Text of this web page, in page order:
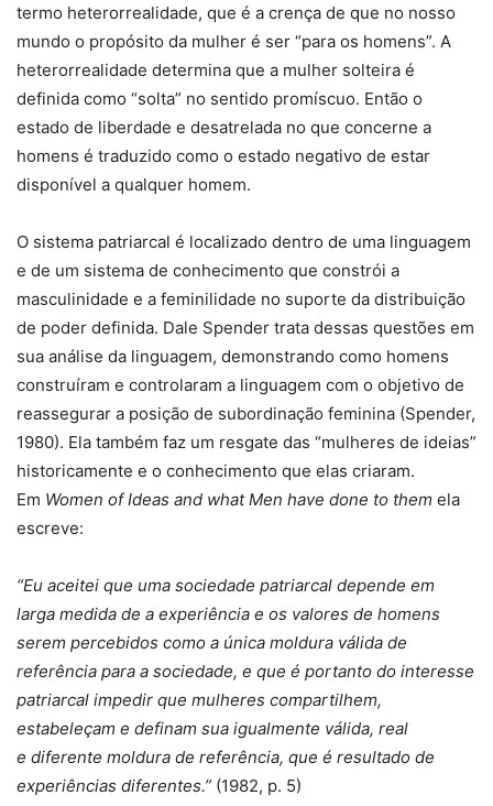
termo heterorrealidade, que é a crença de que no nosso
mundo o propósito da mulher é ser “para os homens”. A
heterorrealidade determina que a mulher solteira é
definida como “solta” no sentido promíscuo. Então o
estado de liberdade e desatrelada no que concerne a
homens é traduzido como o estado negativo de estar
disponível a qualquer homem.
O sistema patriarcal é localizado dentro de uma linguagem
e de um sistema de conhecimento que constrói a
masculinidade e a feminilidade no suporte da distribuição
de poder definida. Dale Spender trata dessas questões em
sua análise da linguagem, demonstrando como homens
construíram e controlaram a linguagem com o objetivo de
reassegurar a posição de subordinação feminina (Spender,
1980). Ela também faz um resgate das “mulheres de ideias”
historicamente e o conhecimento que elas criaram.
Em Women of Ideas and what Men have done to them ela
escreve:
“Eu aceitei que uma sociedade patriarcal depende em
larga medida de a experiência e os valores de homens
serem percebidos como a única moldura válida de
referência para a sociedade, e que é portanto do interesse
patriarcal impedir que mulheres compartilhem,
estabeleçam e definam sua igualmente válida, real
e diferente moldura de referência, que é resultado de
experiências diferentes.” (1982, p. 5)